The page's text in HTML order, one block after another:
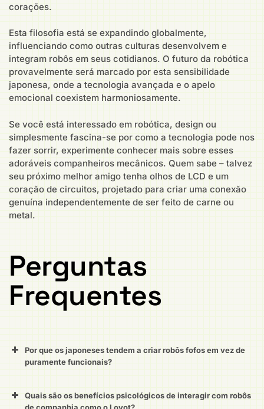
corações.
Esta filosofia está se expandindo globalmente,
influenciando como outras culturas desenvolvem e
integram robôs em seus cotidianos. O futuro da robótica
provavelmente será marcado por esta sensibilidade
japonesa, onde a tecnologia avançada e o apelo
emocional coexistem harmoniosamente.
Se você está interessado em robótica, design ou
simplesmente fascina-se por como a tecnologia pode nos
fazer sorrir, experimente conhecer mais sobre esses
adoráveis companheiros mecânicos. Quem sabe – talvez
seu próximo melhor amigo tenha olhos de LCD e um
coração de circuitos, projetado para criar uma conexão
genuína independentemente de ser feito de carne ou
metal.
Perguntas
Frequentes
Por que os japoneses tendem a criar robôs fofos em vez de
puramente funcionais?
Quais são os benefícios psicológicos de interagir com robôs